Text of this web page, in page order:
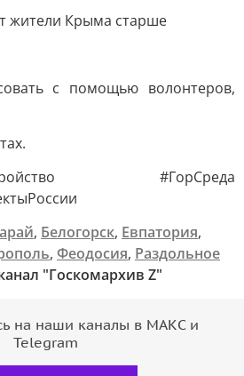
жители Крыма старше
с помощью волонтеров,
#ГорСреда
, Белогорск, Евпатория,
, Феодосия, Раздольное
"Госкомархив Z"
на наши каналы в МАКС и
Telegram